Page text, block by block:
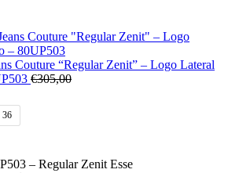
Couture “Regular Zenit” – Logo Lateral
€305,00
36
– Regular Zenit Esse